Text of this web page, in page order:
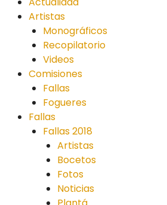
Artistas
Monográficos
Recopilatorio
Videos
Comisiones
Fallas
Fogueres
Fallas
Fallas 2018
Artistas
Bocetos
Fotos
Noticias